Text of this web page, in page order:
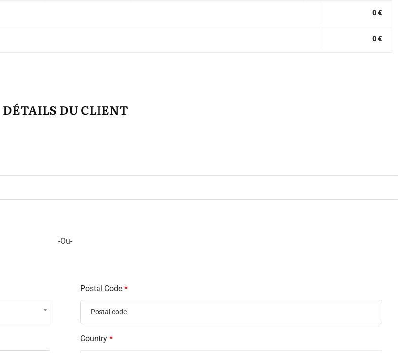
0 €
0 €
DÉTAILS DU CLIENT
Postal Code *
Country *